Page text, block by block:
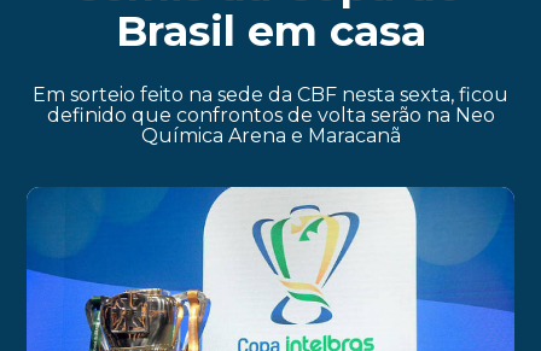
Brasil em casa
Em sorteio feito na sede da CBF nesta sexta, ficou
definido que confrontos de volta serão na Neo
Química Arena e Maracanã